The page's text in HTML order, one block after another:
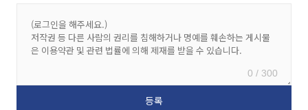
0 / 300